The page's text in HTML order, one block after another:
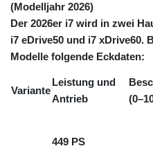
(Modelljahr 2026)
Der 2026er i7 wird in zwei
i7 eDrive50 und i7 xDrive60.
Modelle folgende Eckdaten:
Variante
Leistung und
Antrieb
449 PS